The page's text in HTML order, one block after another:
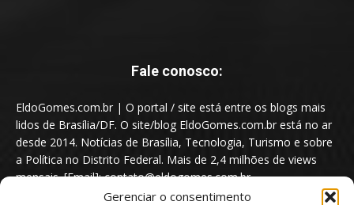
Gerenciar o consentimento
Fale conosco:
EldoGomes.com.br | O portal / site está entre os blogs mais
lidos de Brasília/DF. O site/blog EldoGomes.com.br está no ar
desde 2014. Notícias de Brasília, Tecnologia, Turismo e sobre
a Política no Distrito Federal. Mais de 2,4 milhões de views
mensais. [Email]: contato@eldogomes.com.br